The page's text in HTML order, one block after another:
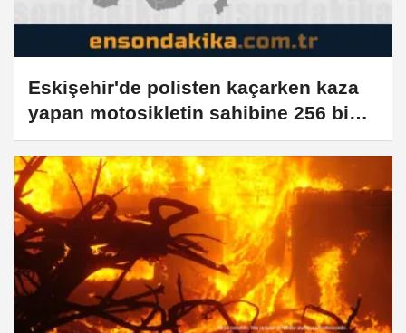
Eskişehir'de polisten kaçarken kaza
yapan motosikletin sahibine 256 bin
lira ceza yazıldı